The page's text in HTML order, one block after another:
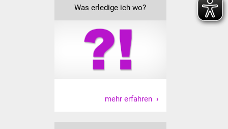
Bürgerbus (MOBS)
Abfall und Entsorgung
Kultur & Freizeit
Stadtfest
Was erledige ich wo?
mehr erfahren